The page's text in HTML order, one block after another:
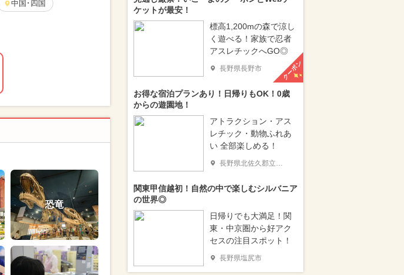
中国･四国
恐竜
ケットが最安！
標高1,200mの森で涼し
く遊べる！家族で忍者
アスレチックへGO◎
長野県長野市 クーポン
お得な宿泊プランあり！日帰りもOK！0歳
からの遊園地！
アトラクション・アス
レチック・動物ふれあ
い 全部楽しめる！
長野県北佐久郡立科町
関東甲信越初！自然の中で楽しむシルバニア
の世界◎
日帰りでも大満足！関
東・中京圏から好アク
セスの注目スポット！
長野県塩尻市